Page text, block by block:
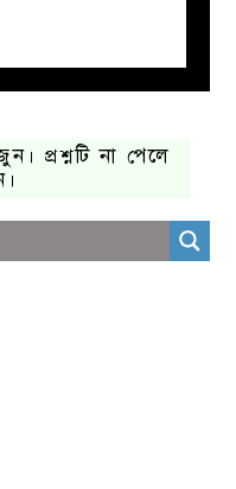
প্রশ্নটি না পেলে